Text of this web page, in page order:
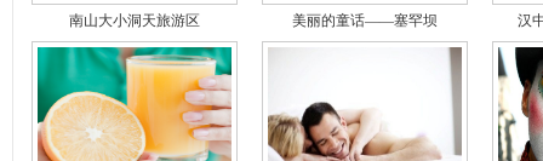
南山大小洞天旅游区 美丽的童话——塞罕坝 汉